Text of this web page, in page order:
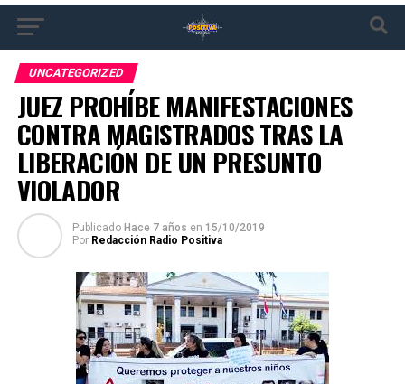
UNCATEGORIZED
JUEZ PROHÍBE MANIFESTACIONES
CONTRA MAGISTRADOS TRAS LA
LIBERACIÓN DE UN PRESUNTO
VIOLADOR
Publicado Hace 7 años en 15/10/2019
Por Redacción Radio Positiva